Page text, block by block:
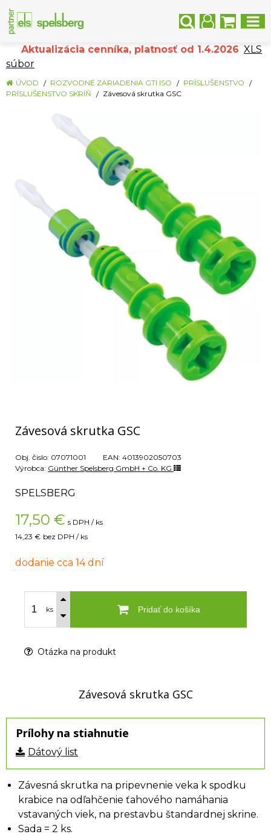
Aktualizácia cenníka, platnosť od 1.4.2026 XLS
súbor
ÚVOD ROZVODNÉ ZARIADENIA GTI ISO
PRÍSLUŠENSTVO
PRÍSLUŠENSTVO SKRÍŇ
Závesová skrutka GSC
Závesová skrutka GSC
Obj. čislo: 07071001 EAN: 4013902050703
Výrobca: Günther Spelsberg GmbH + Co. KG
SPELSBERG
17,50 € s DPH / ks
14,23 € bez DPH / ks
dodanie cca 14 dní
ks Pridať do košíka
Otázka na produkt
Závesová skrutka GSC
Prílohy na stiahnutie
Dátový list
Závesná skrutka na pripevnenie veka k spodku
krabice na odľahčenie ťahového namáhania
vstavaných viek, na prestavbu štandardnej skrine.
Sada = 2 ks.